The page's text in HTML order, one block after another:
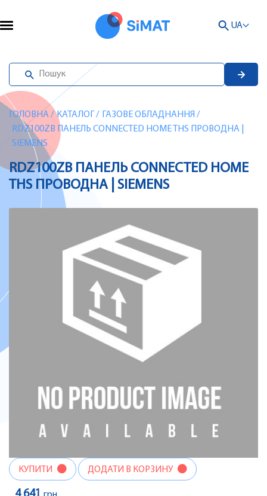
UA
ГОЛОВНА/ КАТАЛОГ / ГАЗОВЕ ОБЛАДНАННЯ /
RDZ100ZB ПАНЕЛЬ CONNECTED HOME THS ПРОВОДНА |
SIEMENS
RDZ100ZB ПАНЕЛЬ CONNECTED HOME
THS ПРОВОДНА | SIEMENS
КУПИТИ ДОДАТИ В КОРЗИНУ